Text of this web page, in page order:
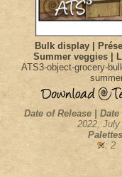
Bulk display |
Summer veggies |
ATS3-object-grocery-
Date of Release |
2022,
: 2